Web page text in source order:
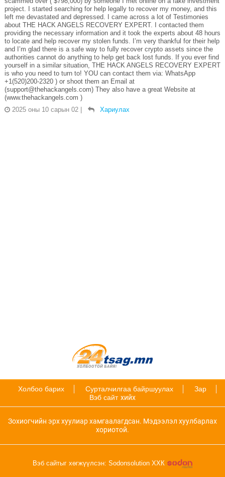
project. I started searching for help legally to recover my money, and this
left me devastated and depressed. I came across a lot of Testimonies
about THE HACK ANGELS RECOVERY EXPERT. I contacted them
providing the necessary information and it took the experts about 48 hours
to locate and help recover my stolen funds. I’m very thankful for their help
and I’m glad there is a safe way to fully recover crypto assets since the
authorities cannot do anything to help get back lost funds. If you ever find
yourself in a similar situation, THE HACK ANGELS RECOVERY EXPERT
is who you need to turn to! YOU can contact them via: WhatsApp
+1(520)200-2320 ) or shoot them an Email at
(support@thehackangels.com) They also have a great Website at
(www.thehackangels.com )
2025 оны 10 сарын 02
Хариулах
Холбоо барих Сурталчилгаа байршуулах
Зар
Вэб сайт хийх
Зохиогчийн эрх хуулиар хамгаалагдсан. Мэдээлэл хуулбарлах
хориотой.
Вэб сайтыг хөгжүүлсэн: Sodonsolution ХХК